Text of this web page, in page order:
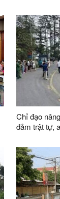
Chỉ đạo
đảm trật tự,